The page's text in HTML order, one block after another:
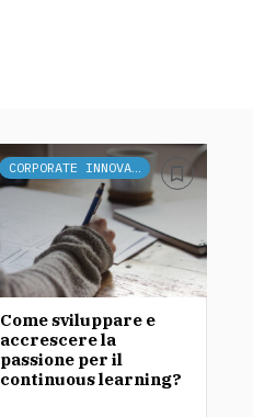
CORPORATE INNOVATION
Come sviluppare e
accrescere la
passione per il
continuous learning?